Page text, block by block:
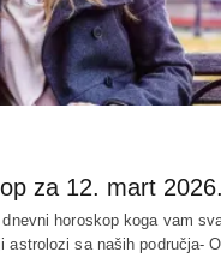
za 12. mart
horoskop koga vam
astrolozi sa naših područja-